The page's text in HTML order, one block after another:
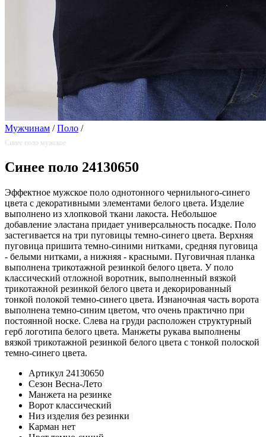
Мужчинам / Поло /
Синее поло мужское
Синее поло 24130650
Эффектное мужское поло однотонного чернильного-синего
цвета с декоративными элементами белого цвета. Изделие
выполнено из хлопковой ткани лакоста. Небольшое
добавление эластана придает универсальность посадке. Поло
застегивается на три пуговицы темно-синего цвета. Верхняя
пуговица пришита темно-синими нитками, средняя пуговица
- белыми нитками, а нижняя - красными. Пуговичная планка
выполнена трикотажной резинкой белого цвета. У поло
классический отложной воротник, выполненный вязкой
трикотажной резинкой белого цвета и декорированный
тонкой полокой темно-синего цвета. Изнаночная часть ворота
выполнена темно-синим цветом, что очень практично при
постоянной носке. Слева на груди расположен структурный
герб логотипа белого цвета. Манжеты рукава выполнены
вязкой трикотажной резинкой белого цвета с тонкой полоской
темно-синего цвета.
Артикул 24130650
Сезон Весна-Лето
Манжета на резинке
Ворот классический
Низ изделия без резинки
Карман нет